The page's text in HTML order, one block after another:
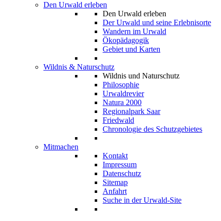
Den Urwald erleben
Den Urwald erleben
Der Urwald und seine Erlebnisorte
Wandern im Urwald
Ökopädagogik
Gebiet und Karten
Wildnis & Naturschutz
Wildnis und Naturschutz
Philosophie
Urwaldrevier
Natura 2000
Regionalpark Saar
Friedwald
Chronologie des Schutzgebietes
Mitmachen
Kontakt
Impressum
Datenschutz
Sitemap
Anfahrt
Suche in der Urwald-Site